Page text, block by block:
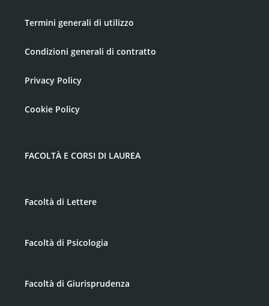
Termini generali di utilizzo
Condizioni generali di contratto
Privacy Policy
Cookie Policy
FACOLTÀ E CORSI DI LAUREA
Facoltà di Lettere
Facoltà di Psicologia
Facoltà di Giurisprudenza